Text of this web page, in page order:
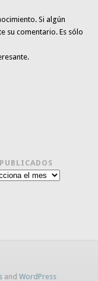
. Si algún
su comentario. Es sólo
and WordPress